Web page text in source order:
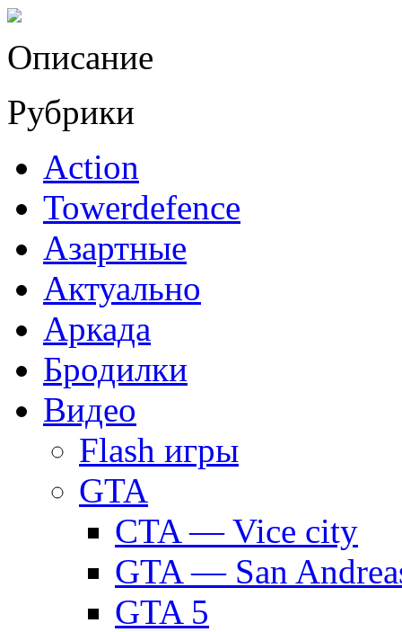
Описание
Рубрики
Action
Towerdefence
Азартные
Актуально
Аркада
Бродилки
Видео
Flash игры
GTA
CTA — Vice city
GTA — San
GTA 5